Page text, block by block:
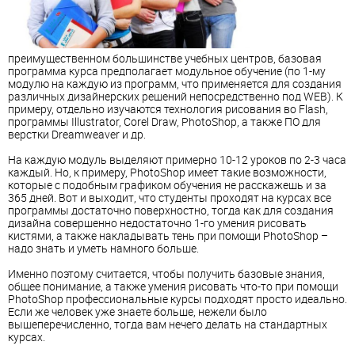
преимущественном большинстве учебных центров, базовая
программа курса предполагает модульное обучение (по 1-му
модулю на каждую из программ, что применяется для создания
различных дизайнерских решений непосредственно под WEB). К
примеру, отдельно изучаются технология рисования во Flash,
программы Illustrator, Corel Draw, PhotoShop, а также ПО для
верстки Dreamweaver и др.
На каждую модуль выделяют примерно 10-12 уроков по 2-3 часа
каждый. Но, к примеру, PhotoShop имеет такие возможности,
которые с подобным графиком обучения не расскажешь и за
365 дней. Вот и выходит, что студенты проходят на курсах все
программы достаточно поверхностно, тогда как для создания
дизайна совершенно недостаточно 1-го умения рисовать
кистями, а также накладывать тень при помощи PhotoShop –
надо знать и уметь намного больше.
Именно поэтому считается, чтобы получить базовые знания,
общее понимание, а также умения рисовать что-то при помощи
PhotoShop профессиональные курсы подходят просто идеально.
Если же человек уже знаете больше, нежели было
вышеперечисленно, тогда вам нечего делать на стандартных
курсах.